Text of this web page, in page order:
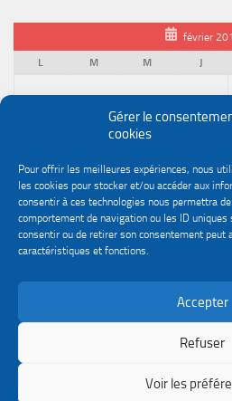
Gérer le
cookies
Pour offrir les meilleures expériences, nous
les cookies pour stocker et/ou accéder aux
consentir à ces technologies nous permettra
comportement de navigation ou les ID uniques
consentir ou de retirer son consentement
caractéristiques et fonctions.
Accepter
Refuser
Voir les
février
L
M M J
6
13
27
« Jan
Mar »
Politique de